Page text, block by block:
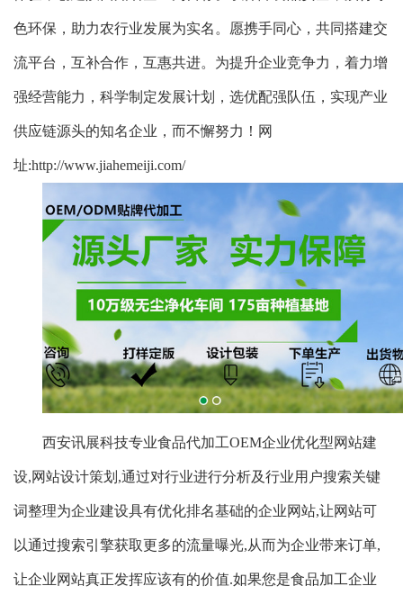
色环保，助力农行业发展为实名。愿携手同心，共同搭建交
流平台，互补合作，互惠共进。为提升企业竞争力，着力增
强经营能力，科学制定发展计划，选优配强队伍，实现产业
供应链源头的知名企业，而不懈努力！网
址:http://www.jiahemeiji.com/
西安讯展科技专业食品代加工OEM企业优化型网站建
设,网站设计策划,通过对行业进行分析及行业用户搜索关键
词整理为企业建设具有优化排名基础的企业网站,让网站可
以通过搜索引擎获取更多的流量曝光,从而为企业带来订单,
让企业网站真正发挥应该有的价值.如果您是食品加工企业